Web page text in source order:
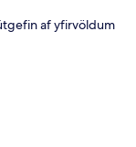
af yfirvöldum